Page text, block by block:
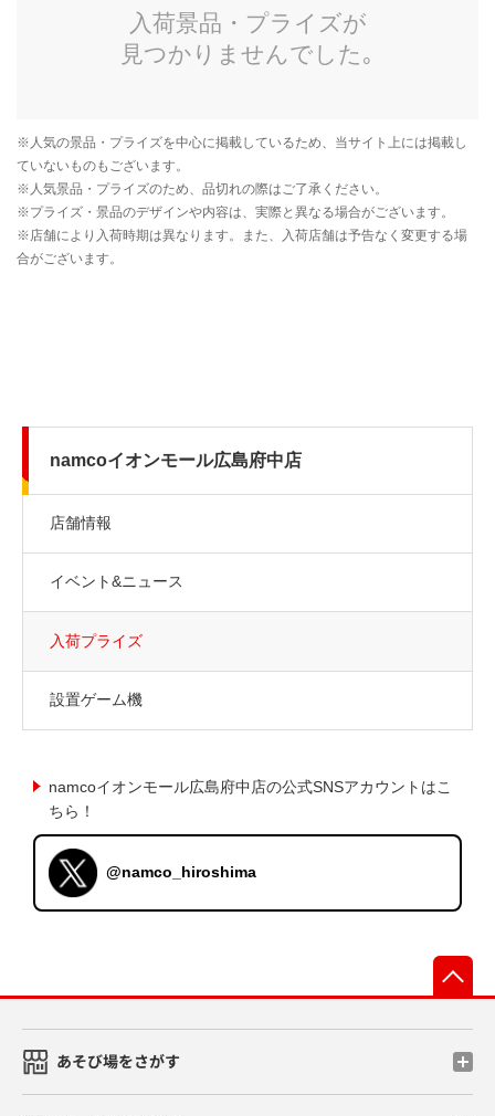
namcoイオンモール広島府中店
店舗情報
イベント&ニュース
入荷プライズ
設置ゲーム機
namcoイオンモール広島府中店の公式SNSアカウントはこ
ちら！
@namco_hiroshima
あそび場をさがす